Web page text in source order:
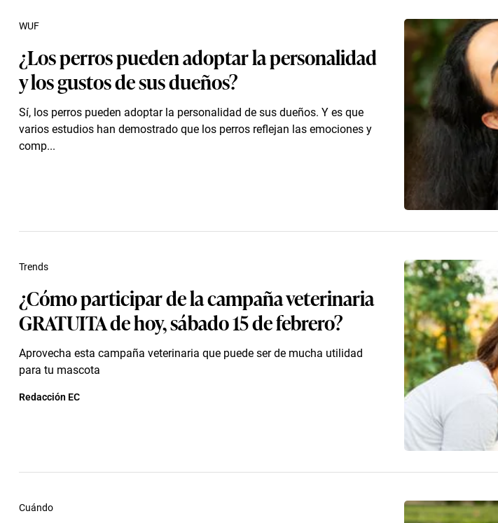
¿Los perros pueden adoptar la personalidad
y los gustos de sus dueños?
Sí, los perros pueden adoptar la personalidad de sus dueños. Y es que
varios estudios han demostrado que los perros reflejan las emociones y
comp...
WUF
¿Cómo participar de la campaña veterinaria
GRATUITA de hoy, sábado 15 de febrero?
Aprovecha esta campaña veterinaria que puede ser de mucha utilidad
para tu mascota
Trends
Redacción EC
Cuándo